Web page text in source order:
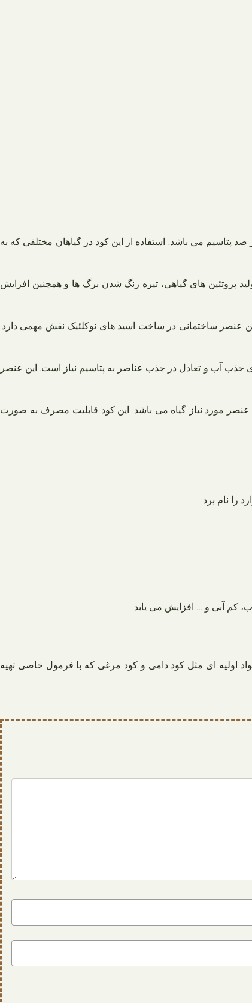
خضرا دارای فرمولاسیون ویژه و منحصر به فردی می باشد. این کود به صورت خالص دارای 20 در صد فسفر، 20 در صد نیتروژن و 20 در صد پتاسیم می باشد. استفاده از این کود در گیاهان مختلفی که به
پروتئین های گیاهی، تیره رنگ شدن برگ ها و همچنین افزایش
عنصر ساختمانی در ساخت اسید های نوکلئیک نقش مهمی دارد.
جذب آب و تعادل در جذب عناصر به پتاسیم نیاز است. این عنصر
حفظ و ایجاد تعادل از لحاظ کود دهی و تغذیه در گیاهان به برنامه ریزی و اطلاعات دقیق نیاز مند می باشد. کود کامل خضرا دارای ترکیبی از 12 عنصر مورد نیاز گیاه می باشد. این کود قابلیت مصرف به صورت
را نام برد:
کم آبی و … افزایش می یابد.
اولیه ای مثل کود دامی و کود مرغی که با فرمول خاصی تهیه